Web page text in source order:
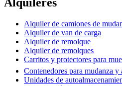
Alquileres
Alquiler de camiones de
Alquiler de van de carga
Alquiler de remolque
Alquiler de remolques
Carritos y protectores para
Contenedores para mudanza y
Unidades de